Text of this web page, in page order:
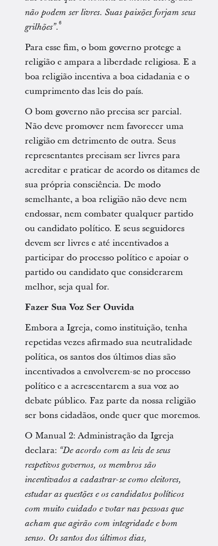
não podem ser livres. Suas paixões forjam seus
grilhões”.6
Para esse fim, o bom governo protege a
religião e ampara a liberdade religiosa. E a
boa religião incentiva a boa cidadania e o
cumprimento das leis do país.
O bom governo não precisa ser parcial.
Não deve promover nem favorecer uma
religião em detrimento de outra. Seus
representantes precisam ser livres para
acreditar e praticar de acordo os ditames de
sua própria consciência. De modo
semelhante, a boa religião não deve nem
endossar, nem combater qualquer partido
ou candidato político. E seus seguidores
devem ser livres e até incentivados a
participar do processo político e apoiar o
partido ou candidato que considerarem
melhor, seja qual for.
Fazer Sua Voz Ser Ouvida
Embora a Igreja, como instituição, tenha
repetidas vezes afirmado sua neutralidade
política, os santos dos últimos dias são
incentivados a envolverem-se no processo
político e a acrescentarem a sua voz ao
debate público. Faz parte da nossa religião
ser bons cidadãos, onde quer que moremos.
O Manual 2: Administração da Igreja
declara: “De acordo com as leis de seus
respetivos governos, os membros são
incentivados a cadastrar-se como eleitores,
estudar as questões e os candidatos políticos
com muito cuidado e votar nas pessoas que
acham que agirão com integridade e bom
senso. Os santos dos últimos dias,